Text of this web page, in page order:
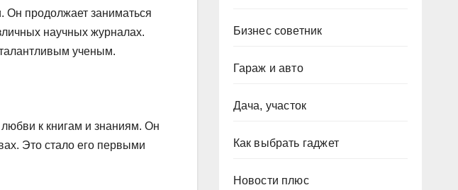
Он продолжает заниматься
научных журналах.
ученым.
к книгам и знаниям. Он
Это стало его первыми
Бизнес советник
Гараж и авто
Дача, участок
Как выбрать гаджет
Новости плюс